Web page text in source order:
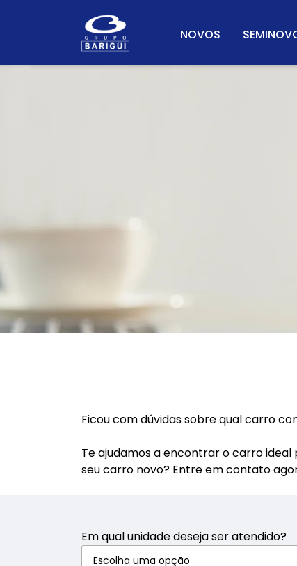
NOVOS
Ficou com dúvidas sobre qual carro
Te ajudamos a encontrar o carro
seu carro novo? Entre em contato
Em qual unidade deseja ser atendido?